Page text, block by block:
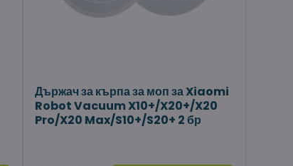
Държач за кърпа за моп за Xiaomi
Robot Vacuum X10+/X20+/X20
Pro/X20 Max/S10+/S20+ 2 бр